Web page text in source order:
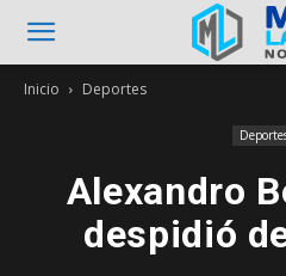
Inicio Deportes
Alexandro
despidió